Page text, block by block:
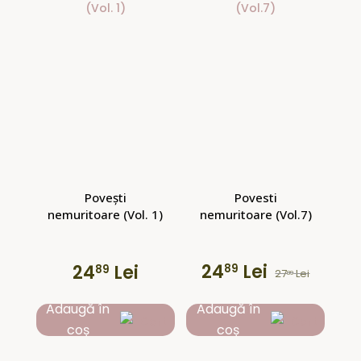
Povești
nemuritoare (Vol. 1)
2489 Lei
Adaugă în
coș
Povesti
nemuritoare (Vol.7)
2789 Lei
Prețul
inițial
2489 LeiPrețul
curent
este:
Adaugă în
coș